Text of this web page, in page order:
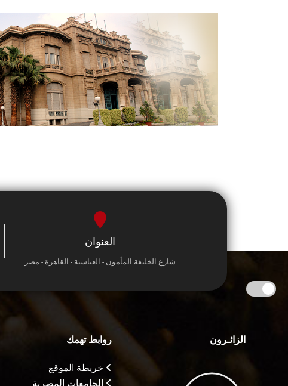
العنوان
شارع الخليفة المأمون - العباسية - القاهرة - مصر
الزائـرون روابط تهمك
خريطة الموقع
الجامعات المصرية